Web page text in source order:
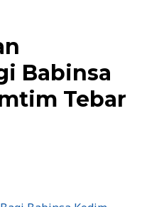
Babinsa
Tebar